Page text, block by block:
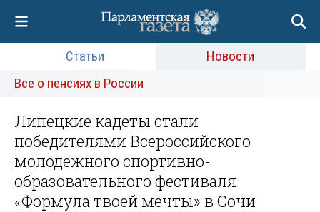
Статьи
Новости
Все о пенсиях в России
Липецкие кадеты стали
победителями Всероссийского
молодежного спортивно-
образовательного фестиваля
«Формула твоей мечты» в Сочи